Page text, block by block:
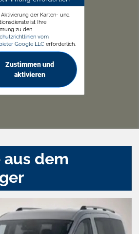
Aktivierung der Karten- und
ist Ihre
zu den
vom
Google LLC erforderlich.
Zustimmen und
aktivieren
dem